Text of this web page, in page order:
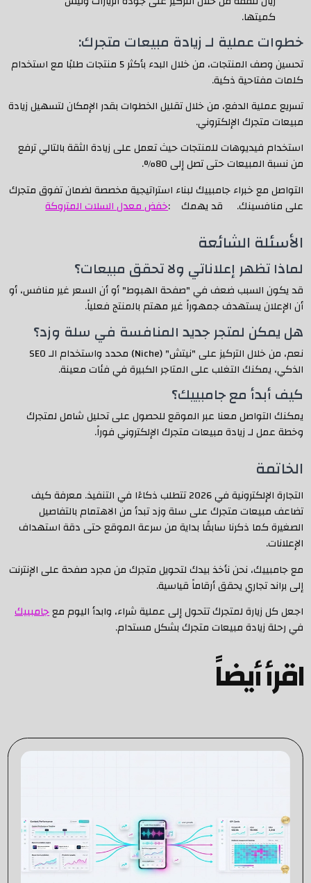
كميتها.
خطوات عملية لـ زيادة مبيعات متجرك:
تحسين وصف المنتجات، من خلال البدء بأكثر 5 منتجات طلبًا مع استخدام
كلمات مفتاحية ذكية.
تسريع عملية الدفع، من خلال تقليل الخطوات بقدر الإمكان لتسهيل زيادة
مبيعات متجرك الإلكتروني.
استخدام فيديوهات للمنتجات حيث تعمل على زيادة الثقة بالتالي ترفع
من نسبة المبيعات حتى تصل إلى 80%.
التواصل مع خبراء جامبييك لبناء استراتيجية مخصصة لضمان تفوق متجرك
على منافسينك. قد يهمك :خفض معدل السلات المتروكة
الأسئلة الشائعة
لماذا تظهر إعلاناتي ولا تحقق مبيعات؟
قد يكون السبب ضعف في "صفحة الهبوط" أو أن السعر غير منافس، أو
أن الإعلان يستهدف جمهوراً غير مهتم بالمنتج فعلياً.
هل يمكن لمتجر جديد المنافسة في سلة وزد؟
نعم، من خلال التركيز على "نيتش" (Niche) محدد واستخدام الـ SEO
الذكي، يمكنك التغلب على المتاجر الكبيرة في فئات معينة.
كيف أبدأ مع جامبييك؟
يمكنك التواصل معنا عبر الموقع للحصول على تحليل شامل لمتجرك
وخطة عمل لـ زيادة مبيعات متجرك الإلكتروني فوراً.
الخاتمة
التجارة الإلكترونية في 2026 تتطلب ذكاءًا في التنفيذ. معرفة كيف
تضاعف مبيعات متجرك على سلة وزد تبدأ من الاهتمام بالتفاصيل
الصغيرة كما ذكرنا سابقًا بداية من سرعة الموقع حتى دقة استهداف
الإعلانات.
مع جامبييك، نحن نأخذ بيدك لتحويل متجرك من مجرد صفحة على الإنترنت
إلى براند تجاري يحقق أرقاماً قياسية.
اجعل كل زيارة لمتجرك تتحول إلى عملية شراء، وابدأ اليوم معجامبييك
في رحلة زيادة مبيعات متجرك بشكل مستدام.
اقرأ أيضاً